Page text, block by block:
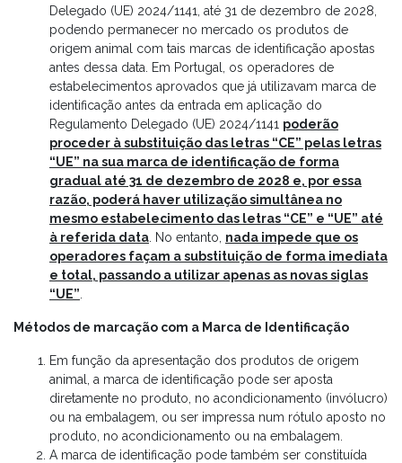
Delegado (UE) 2024/1141, até 31 de dezembro de 2028,
podendo permanecer no mercado os produtos de
origem animal com tais marcas de identificação apostas
antes dessa data. Em Portugal, os operadores de
estabelecimentos aprovados que já utilizavam marca de
identificação antes da entrada em aplicação do
Regulamento Delegado (UE) 2024/1141 poderão
proceder à substituição das letras “CE” pelas letras
“UE” na sua marca de identificação de forma
gradual até 31 de dezembro de 2028 e, por essa
razão, poderá haver utilização simultânea no
mesmo estabelecimento das letras “CE” e “UE” até
à referida data . No entanto, nada impede que os
operadores façam a substituição de forma imediata
e total, passando a utilizar apenas as novas siglas
“UE”
Métodos de marcação com a Marca de Identificação
Em função da apresentação dos produtos de origem
animal, a marca de identificação pode ser aposta
diretamente no produto, no acondicionamento (invólucro)
ou na embalagem, ou ser impressa num rótulo aposto no
produto, no acondicionamento ou na embalagem.
A marca de identificação pode também ser constituída